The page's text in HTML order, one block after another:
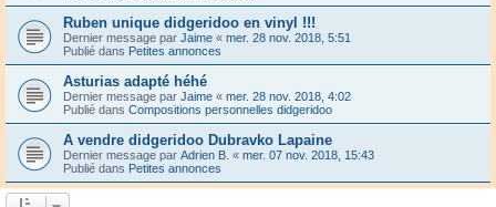
Ruben unique didgeridoo en vinyl !!!
Dernier message par Jaime « mer. 28 nov. 2018, 5:51
Publié dans Petites annonces
Asturias adapté héhé
Dernier message par Jaime « mer. 28 nov. 2018, 4:02
Publié dans Compositions personnelles didgeridoo
A vendre didgeridoo Dubravko Lapaine
Dernier message par Adrien B. « mer. 07 nov. 2018, 15:43
Publié dans Petites annonces